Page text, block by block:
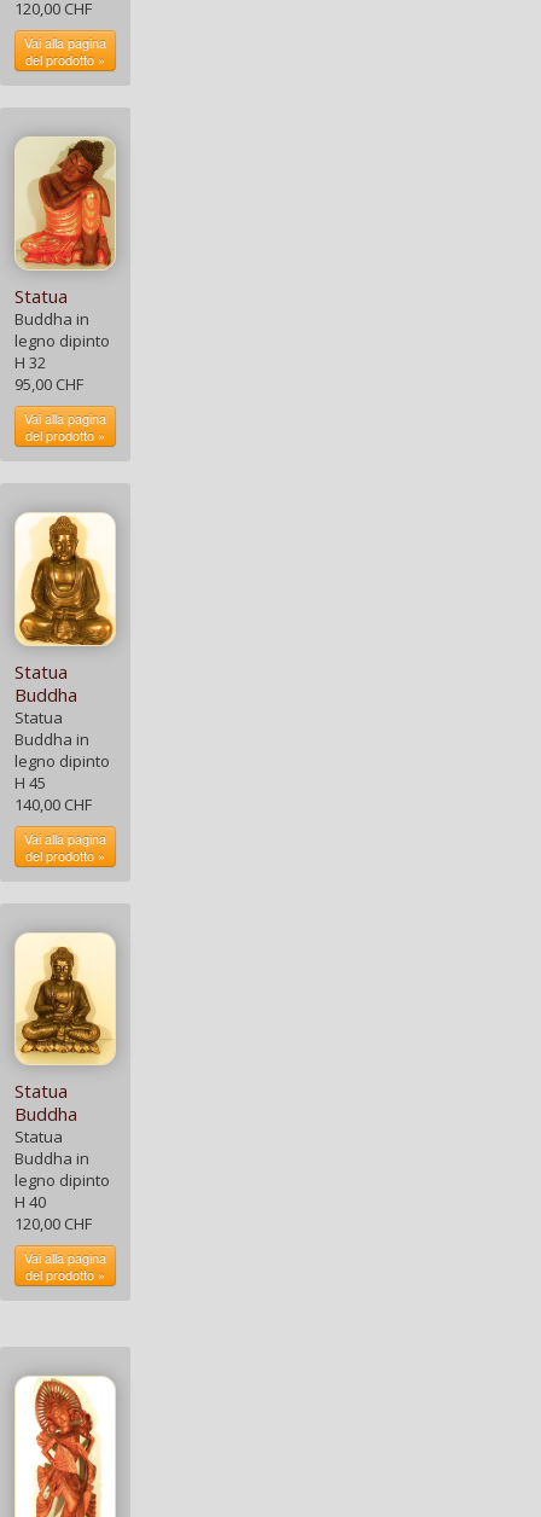
120,00 CHF
Vai alla pagina
del prodotto »
Statua
Buddha in
legno dipinto
H 32
95,00 CHF
Vai alla pagina
del prodotto »
Statua
Buddha
Statua
Buddha in
legno dipinto
H 45
140,00 CHF
Vai alla pagina
del prodotto »
Statua
Buddha
Statua
Buddha in
legno dipinto
H 40
120,00 CHF
Vai alla pagina
del prodotto »